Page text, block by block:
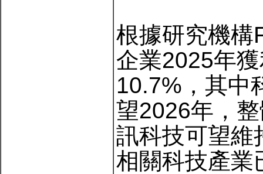
根據研究機構
企業2025年
10.7%，其中
望2026年，
訊科技可望維
相關科技產業